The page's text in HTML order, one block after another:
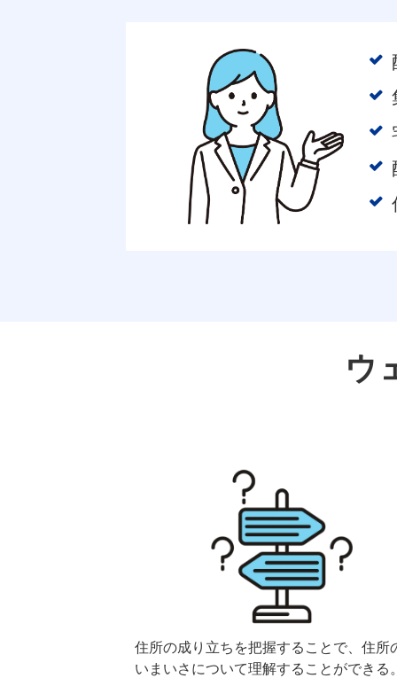
ウ
住所の成り立ちを把握することで、住所
いまいさについて理解することができる